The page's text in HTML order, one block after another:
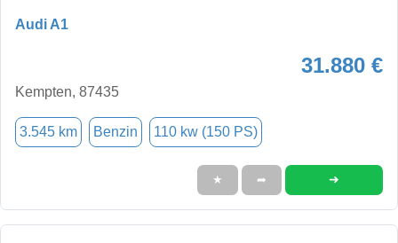
Audi A1
31.880 €
Kempten, 87435
3.545 km Benzin 110 kw (150 PS)
★ ➦ ➜